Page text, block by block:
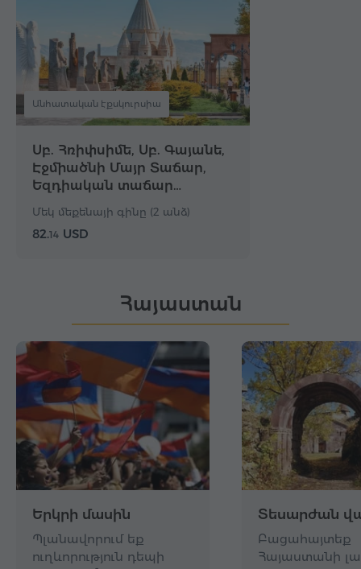
Անհատական էքսկուրսիա
Սբ. Հռիփսիմե, Սբ. Գայանե,
Էջմիածնի Մայր Տաճար,
Եզդիական տաճար…
Մեկ մեքենայի գինը (2 անձ)
82.14 USD
Հայաստան
Երկրի մասին
Պլանավորում եք
ուղևորություն դեպի
Տեսարժան
Բացահայտեք
Հայաստանի